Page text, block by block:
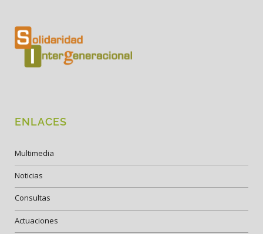
ENLACES
Multimedia
Noticias
Consultas
Actuaciones